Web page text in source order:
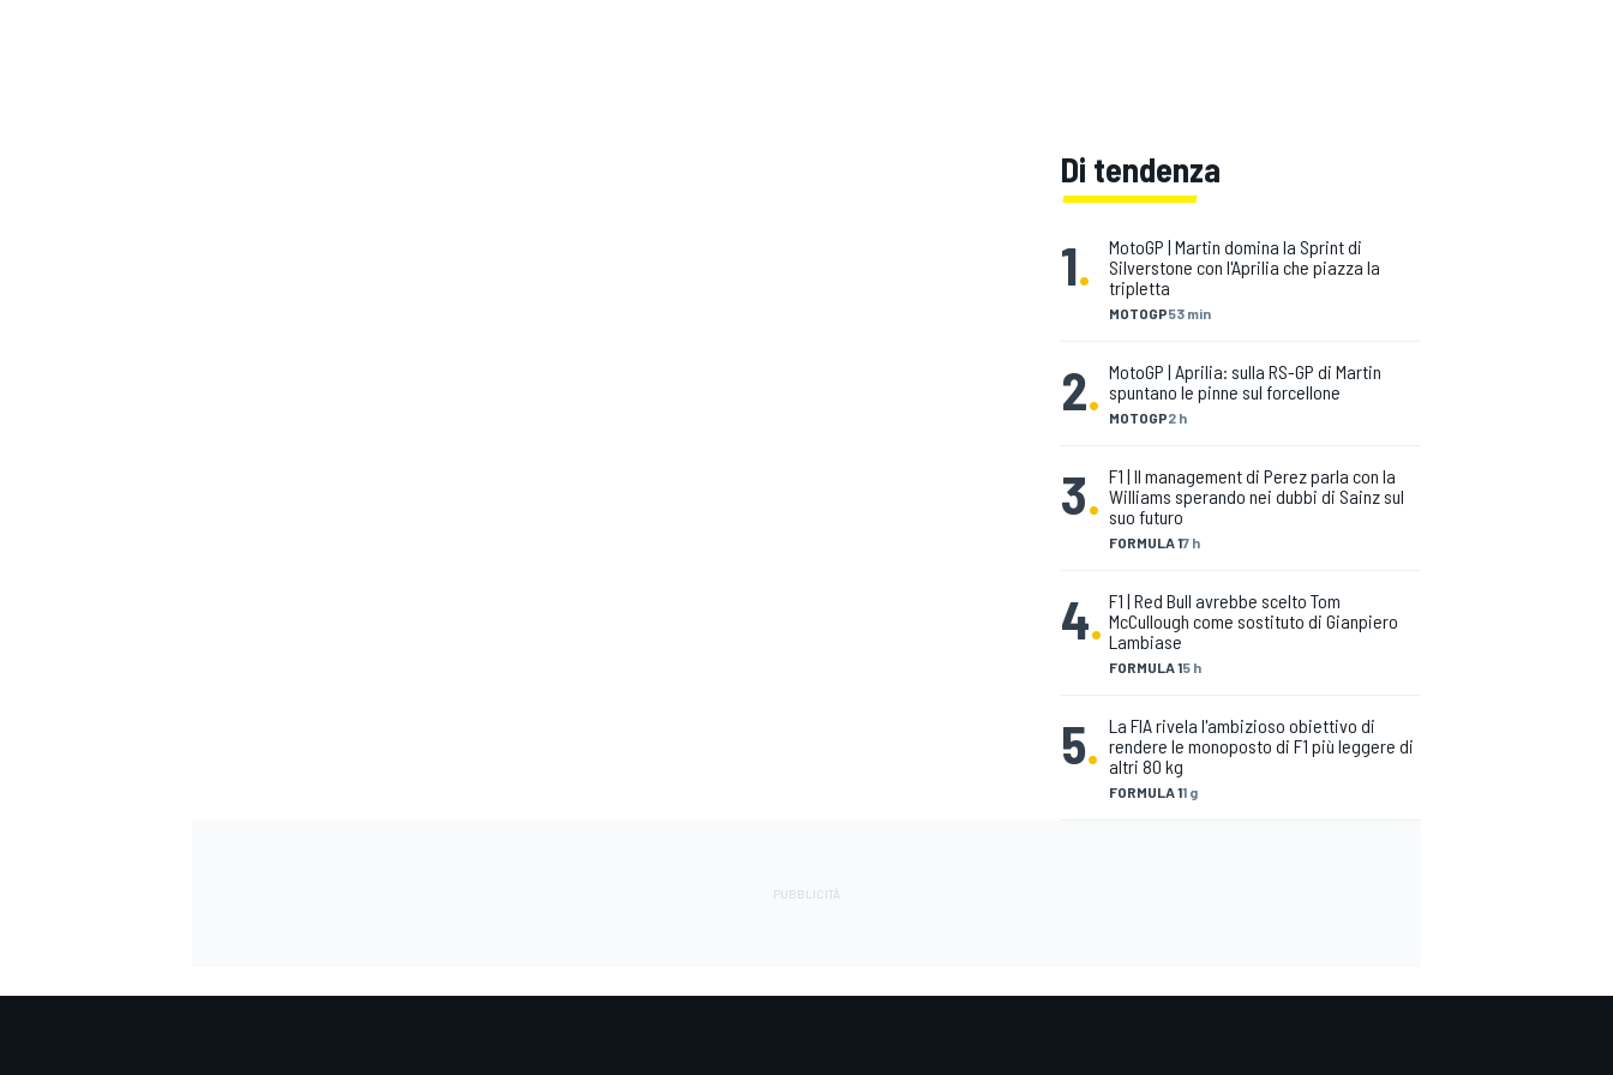
Di tendenza
1.
MOTOGP53 min
MotoGP | Martin domina la Sprint di
Silverstone con l'Aprilia che piazza la
tripletta
2. MOTOGP2 h
MotoGP | Aprilia: sulla RS-GP di Martin
spuntano le pinne sul forcellone
3.
FORMULA 17 h
F1 | Il management di Perez parla con la
Williams sperando nei dubbi di Sainz sul
suo futuro
4.
FORMULA 15 h
F1 | Red Bull avrebbe scelto Tom
McCullough come sostituto di Gianpiero
Lambiase
5.
FORMULA 11 g
La FIA rivela l'ambizioso obiettivo di
rendere le monoposto di F1 più leggere di
altri 80 kg